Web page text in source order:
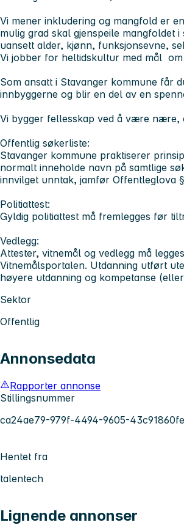
Vi mener inkludering og mangfold er
mulig grad skal gjenspeile mangfoldet
uansett alder, kjønn, funksjonsevne,
Vi jobber for heltidskultur med mål om
Som ansatt i Stavanger kommune får
innbyggerne og blir en del av en
Vi bygger fellesskap ved å være nære,
Offentlig søkerliste:
Stavanger kommune praktiserer
normalt inneholde navn på samtlige
innvilget unntak, jamfør Offentleglova
Politiattest:
Gyldig politiattest må fremlegges før
Vedlegg:
Attester, vitnemål og vedlegg må
Vitnemålsportalen. Utdanning utført
høyere utdanning og kompetanse
Sektor
Offentlig
Annonsedata
Rapporter annonse
Stillingsnummer
ca24ae79-979f-4494-9605-
Hentet fra
talentech
Lignende annonser